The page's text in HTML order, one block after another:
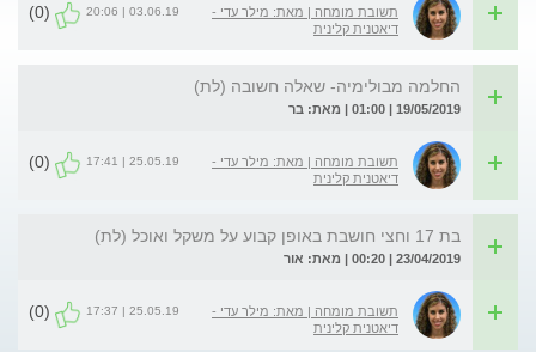
תשובת מומחה | מאת: מילר עדי -
דיאטנית קלינית
03.06.19 | 20:06
(0)
החלמה מבולימיה- שאלה חשובה (לת)
19/05/2019 | 01:00 | מאת: בר
תשובת מומחה | מאת: מילר עדי -
דיאטנית קלינית
25.05.19 | 17:41
(0)
בת 17 וחצי חושבת באופן קבוע על משקל ואוכל (לת)
23/04/2019 | 00:20 | מאת: אור
תשובת מומחה | מאת: מילר עדי -
דיאטנית קלינית
25.05.19 | 17:37
(0)